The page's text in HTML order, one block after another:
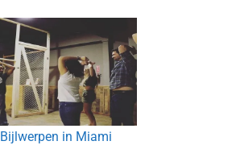
Bijlwerpen in Miami